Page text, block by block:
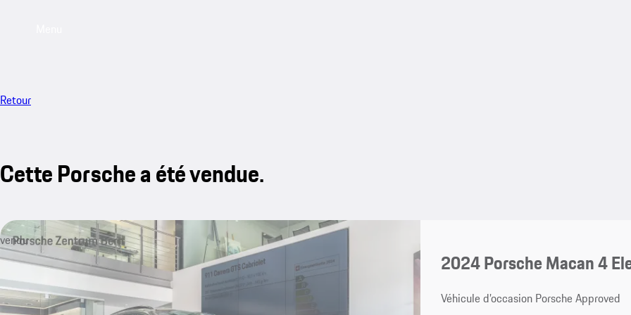
Retour
Cette Porsche a été vendue.
vendu
2024 Porsche Macan 4
Véhicule d’occasion Porsche Approved